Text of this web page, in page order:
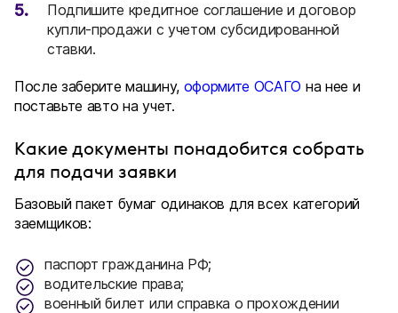
Подпишите кредитное соглашение и договор
купли-продажи с учетом субсидированной
ставки.
После заберите машину, оформите ОСАГО на нее и
поставьте авто на учет.
Какие документы понадобится собрать
для подачи заявки
Базовый пакет бумаг одинаков для всех категорий
заемщиков:
паспорт гражданина РФ;
водительские права;
военный билет или справка о прохождении